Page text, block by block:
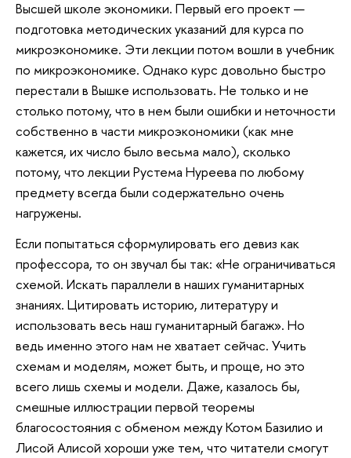
Высшей школе экономики. Первый его проект —
подготовка методических указаний для курса по
микроэкономике. Эти лекции потом вошли в учебник
по микроэкономике. Однако курс довольно быстро
перестали в Вышке использовать. Не только и не
столько потому, что в нем были ошибки и неточности
собственно в части микроэкономики (как мне
кажется, их число было весьма мало), сколько
потому, что лекции Рустема Нуреева по любому
предмету всегда были содержательно очень
нагружены.
Если попытаться сформулировать его девиз как
профессора, то он звучал бы так: «Не ограничиваться
схемой. Искать параллели в наших гуманитарных
знаниях. Цитировать историю, литературу и
использовать весь наш гуманитарный багаж». Но
ведь именно этого нам не хватает сейчас. Учить
схемам и моделям, может быть, и проще, но это
всего лишь схемы и модели. Даже, казалось бы,
смешные иллюстрации первой теоремы
благосостояния с обменом между Котом Базилио и
Лисой Алисой хороши уже тем, что читатели смогут